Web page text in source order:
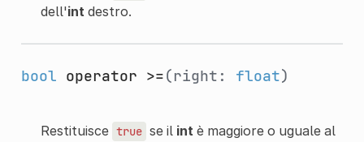
dell'intdestro.
bool operator >=(right: float)
Restituisce true se il intè maggiore o uguale al